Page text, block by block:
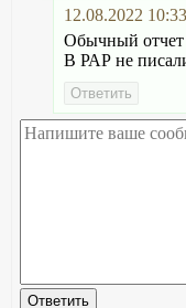
12.08.2022
Обычный отчет
В РАР не